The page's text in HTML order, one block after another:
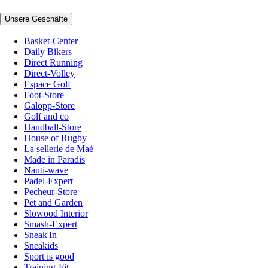
Unsere Geschäfte
Basket-Center
Daily Bikers
Direct Running
Direct-Volley
Espace Golf
Foot-Store
Galopp-Store
Golf and co
Handball-Store
House of Rugby
La sellerie de Maé
Made in Paradis
Nauti-wave
Padel-Expert
Pecheur-Store
Pet and Garden
Slowood Interior
Smash-Expert
Sneak'In
Sneakids
Sport is good